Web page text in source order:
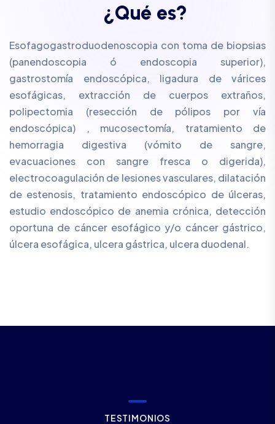
¿Qué es?
Esofagogastroduodenoscopia con toma de biopsias
(panendoscopia ó endoscopia superior),
gastrostomía endoscópica, ligadura de várices
esofágicas, extracción de cuerpos extraños,
polipectomia (resección de pólipos por vía
endoscópica) , mucosectomía, tratamiento de
hemorragia digestiva (vómito de sangre,
evacuaciones con sangre fresca o digerida),
electrocoagulación de lesiones vasculares, dilatación
de estenosis, tratamiento endoscópico de úlceras,
estudio endoscópico de anemia crónica, detección
oportuna de cáncer esofágico y/o cáncer gástrico,
úlcera esofágica, ulcera gástrica, ulcera duodenal.
TESTIMONIOS